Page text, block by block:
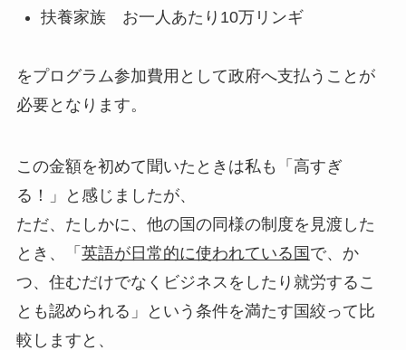
扶養家族 お一人あたり10万リンギ
をプログラム参加費用として政府へ支払うことが
必要となります。
この金額を初めて聞いたときは私も「高すぎ
る！」と感じましたが、
ただ、たしかに、他の国の同様の制度を見渡した
とき、「 英語が日常的に使われている国 で、か
つ、住むだけでなくビジネスをしたり就労するこ
とも認められる」という条件を満たす国絞って比
較しますと、